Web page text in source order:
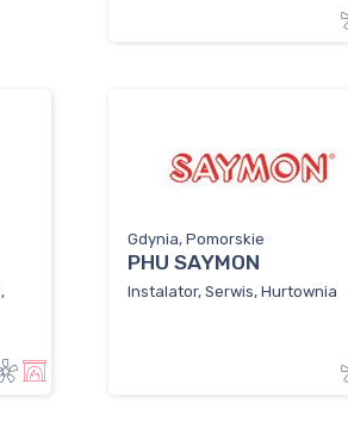
Gdynia, Pomorskie
PHU SAYMON
Instalator, Serwis, Hurtownia